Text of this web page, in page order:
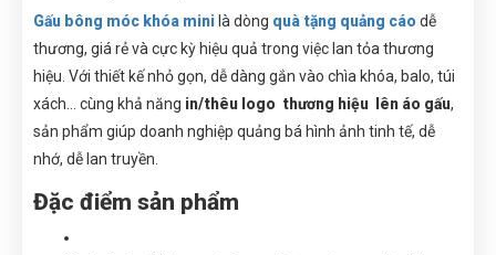
Gấu bông móc khóa mini là dòng quà tặng quảng cáo dễ
thương, giá rẻ và cực kỳ hiệu quả trong việc lan tỏa thương
hiệu. Với thiết kế nhỏ gọn, dễ dàng gắn vào chìa khóa, balo, túi
xách… cùng khả năng in/thêu logo thương hiệu lên áo gấu,
sản phẩm giúp doanh nghiệp quảng bá hình ảnh tinh tế, dễ
nhớ, dễ lan truyền.
Đặc điểm sản phẩm